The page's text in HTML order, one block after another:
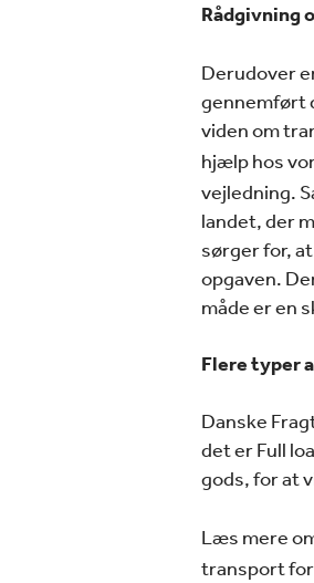
Rådgivning
Derudover
gennemført
viden om
hjælp hos
vejledning.
landet, der
sørger for,
opgaven.
måde er en
Flere typer
Danske
det er Full
gods, for at
Læs mere
transport for